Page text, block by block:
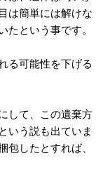
は簡単には解けな
たという事です。
る可能性を下げる
して、この遺棄方
いう説も出ていま
包したとすれば、